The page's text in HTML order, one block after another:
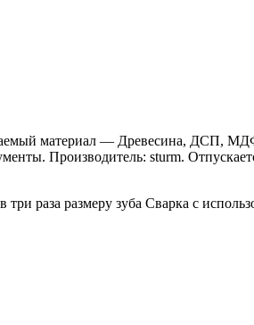
материал — Древесина, ДСП,
Производитель: sturm.
раза размеру зуба Сварка с